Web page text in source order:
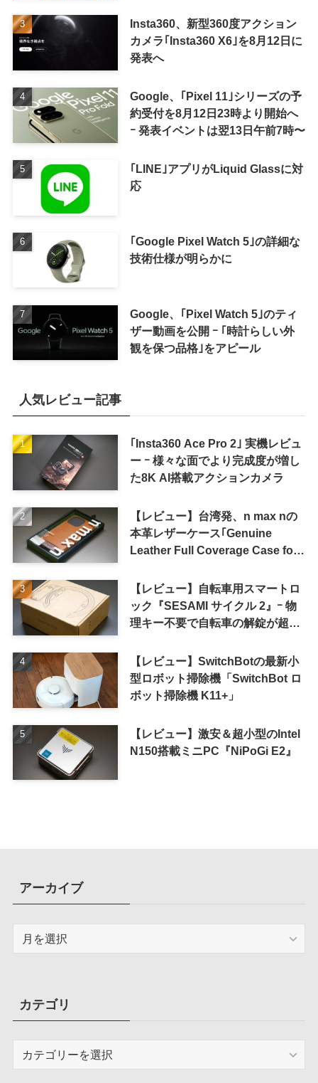
Insta360、新型360度アクション
カメラ｢Insta360 X6｣を8月12日に
発表へ
Google、｢Pixel 11｣シリーズの予
約受付を8月12日23時より開始へ
ｰ 発表イベントは翌13日午前7時〜
｢LINE｣アプリがLiquid Glassに対
応
｢Google Pixel Watch 5｣の詳細な
技術仕様が明らかに
Google、｢Pixel Watch 5｣のティ
ザー動画を公開 ｰ ｢時計らしい外
観を保つ品格｣をアピール
人気レビュー記事
｢Insta360 Ace Pro 2｣ 実機レビュ
ー ｰ 様々な面でより完成度が増し
た8K AI搭載アクションカメラ
【レビュー】台湾発、n max nの
本革レザーケース｢Genuine
Leather Full Coverage Case for
【レビュー】自転車用スマートロ
ック『SESAMI サイクル 2』ｰ 物
理キー不要で自転車の解錠が超簡
【レビュー】SwitchBotの最新小
型ロボット掃除機「SwitchBot ロ
ボット掃除機 K11+」
【レビュー】激安＆超小型のIntel
N150搭載ミニPC『NiPoGi E2』
アーカイブ
ブカテゴリ